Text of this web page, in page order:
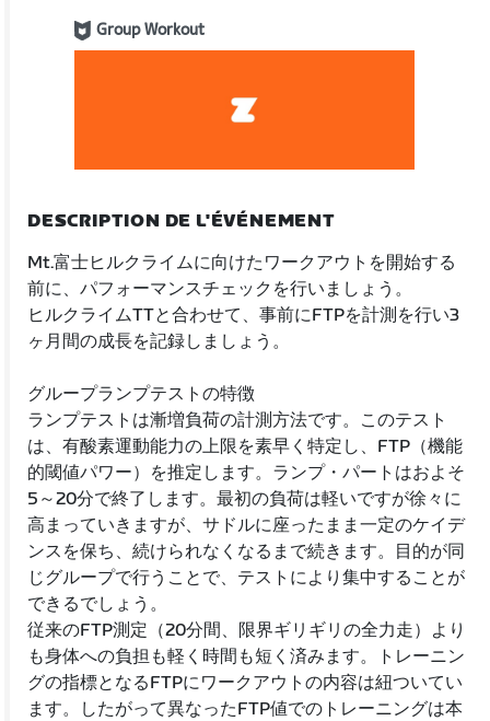
Group Workout
DESCRIPTION DE L'ÉVÉNEMENT
Mt.富士ヒルクライムに向けたワークアウトを開始する
前に、パフォーマンスチェックを行いましょう。
ヒルクライムTTと合わせて、事前にFTPを計測を行い3
ヶ月間の成長を記録しましょう。
グループランプテストの特徴
ランプテストは漸増負荷の計測方法です。このテスト
は、有酸素運動能力の上限を素早く特定し、FTP（機能
的閾値パワー）を推定します。ランプ・パートはおよそ
5～20分で終了します。最初の負荷は軽いですが徐々に
高まっていきますが、サドルに座ったまま一定のケイデ
ンスを保ち、続けられなくなるまで続きます。目的が同
じグループで行うことで、テストにより集中することが
できるでしょう。
従来のFTP測定（20分間、限界ギリギリの全力走）より
も身体への負担も軽く時間も短く済みます。トレーニン
グの指標となるFTPにワークアウトの内容は紐ついてい
ます。したがって異なったFTP値でのトレーニングは本